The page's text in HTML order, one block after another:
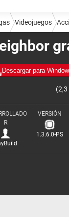
Descargar para
(2,3
R
VERSIÓN
1.3.6.0-PS
Videojuegos